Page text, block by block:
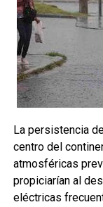
La persistencia
centro del
atmosféricas
propiciarían al
eléctricas